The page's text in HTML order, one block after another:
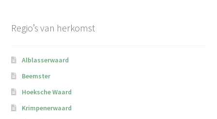
Regio’s van herkomst
Alblasserwaard
Beemster
Hoeksche Waard
Krimpenerwaard